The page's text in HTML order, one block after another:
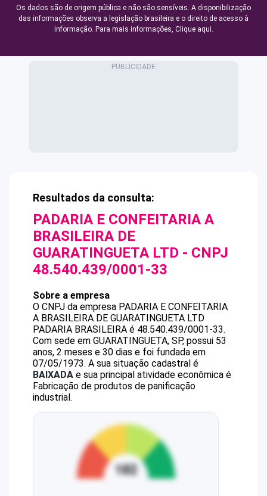
Os dados são de origem pública e não são sensíveis. A disponibilização
das informações observa a legislação brasileira e o direito de acesso à
informação. Para mais informações, Clique aqui.
Resultados da consulta:
PADARIA E CONFEITARIA A
BRASILEIRA DE
GUARATINGUETA LTD - CNPJ
48.540.439/0001-33
Sobre a empresa
O CNPJ da empresa PADARIA E CONFEITARIA
A BRASILEIRA DE GUARATINGUETA LTD
PADARIA BRASILEIRA é 48.540.439/0001-33.
Com sede em GUARATINGUETA, SP, possui 53
anos, 2 meses e 30 dias e foi fundada em
07/05/1973. A sua situação cadastral é
BAIXADA e sua principal atividade econômica é
Fabricação de produtos de panificação
industrial.